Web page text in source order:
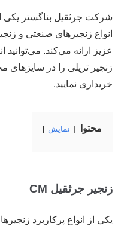
شرکت جرثقیل بناگستر یکی
انواع زنجیر‌های صنعتی و
عزیز ارائه می‌کند. می‌توانید
زنجیر تریلی را در سایز‌های
خریداری نمایید.
محتوا نمایش
زنجیر جرثقیل CM
یکی از انواع پرکاربرد